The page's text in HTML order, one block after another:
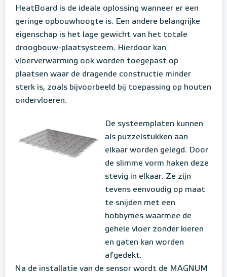
HeatBoard is de ideale oplossing wanneer er een
geringe opbouwhoogte is. Een andere belangrijke
eigenschap is het lage gewicht van het totale
droogbouw-plaatsysteem. Hierdoor kan
vloerverwarming ook worden toegepast op
plaatsen waar de dragende constructie minder
sterk is, zoals bijvoorbeeld bij toepassing op houten
ondervloeren.
De systeemplaten kunnen
als puzzelstukken aan
elkaar worden gelegd. Door
de slimme vorm haken deze
stevig in elkaar. Ze zijn
tevens eenvoudig op maat
te snijden met een
hobbymes waarmee de
gehele vloer zonder kieren
en gaten kan worden
afgedekt.
Na de installatie van de sensor wordt de MAGNUM